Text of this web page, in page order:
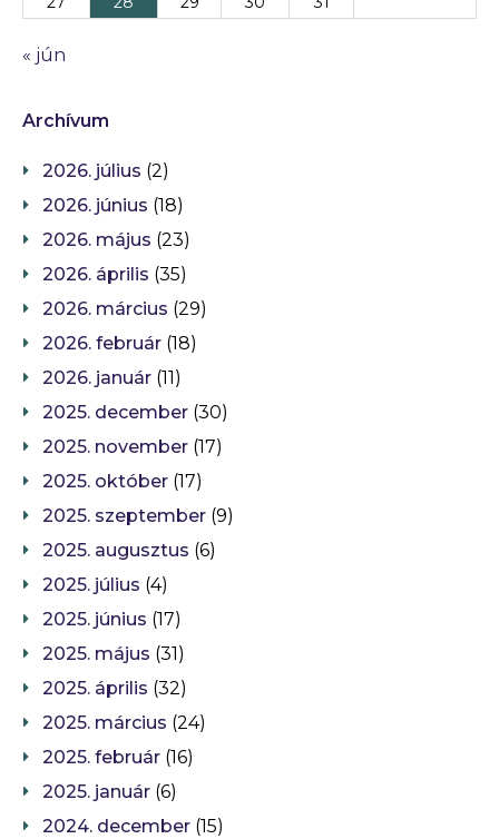
« jún
Archívum
2026. július (2)
2026. június (18)
2026. május (23)
2026. április (35)
2026. március (29)
2026. február (18)
2026. január (11)
2025. december (30)
2025. november (17)
2025. október (17)
2025. szeptember (9)
2025. augusztus (6)
2025. július (4)
2025. június (17)
2025. május (31)
2025. április (32)
2025. március (24)
2025. február (16)
2025. január (6)
2024. december (15)